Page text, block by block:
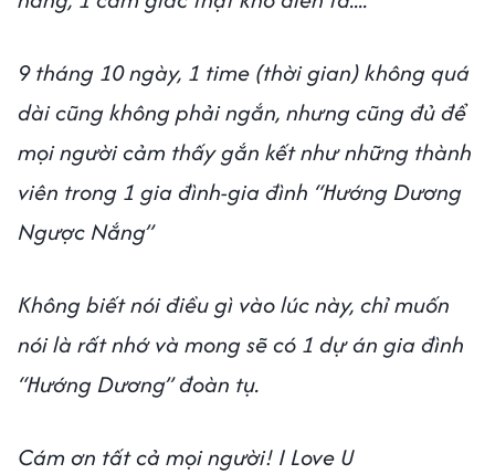
9 tháng 10 ngày, 1 time (thời gian) không quá
dài cũng không phải ngắn, nhưng cũng đủ để
mọi người cảm thấy gắn kết như những thành
viên trong 1 gia đình-gia đình “Hướng Dương
Ngược Nắng”
Không biết nói điều gì vào lúc này, chỉ muốn
nói là rất nhớ và mong sẽ có 1 dự án gia đình
“Hướng Dương” đoàn tụ.
Cám ơn tất cả mọi người! I Love U